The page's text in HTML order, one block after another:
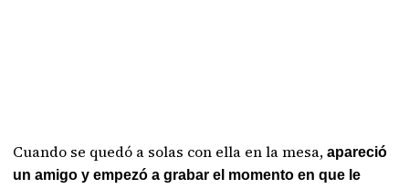
Cuando se quedó a solas con ella en la mesa, apareció
un amigo y empezó a grabar el momento en que le